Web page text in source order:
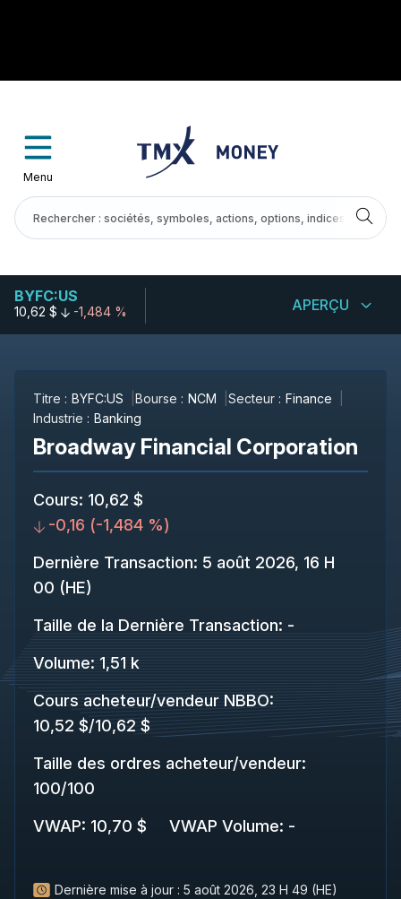
Menu
BYFC:US
10,62 $ -1,484 % APERÇU
Titre : BYFC:US Bourse : NCM Secteur : Finance
Industrie : Banking
Broadway Financial Corporation
Cours: 10,62 $
-0,16 (-1,484 %)
Dernière Transaction: 5 août 2026, 16 H
00 (HE)
Taille de la Dernière Transaction: -
Volume: 1,51 k
Cours acheteur/vendeur NBBO:
10,52 $/10,62 $
Taille des ordres acheteur/vendeur:
100/100
VWAP: 10,70 $ VWAP Volume: -
Dernière mise à jour : 5 août 2026, 23 H 49 (HE)